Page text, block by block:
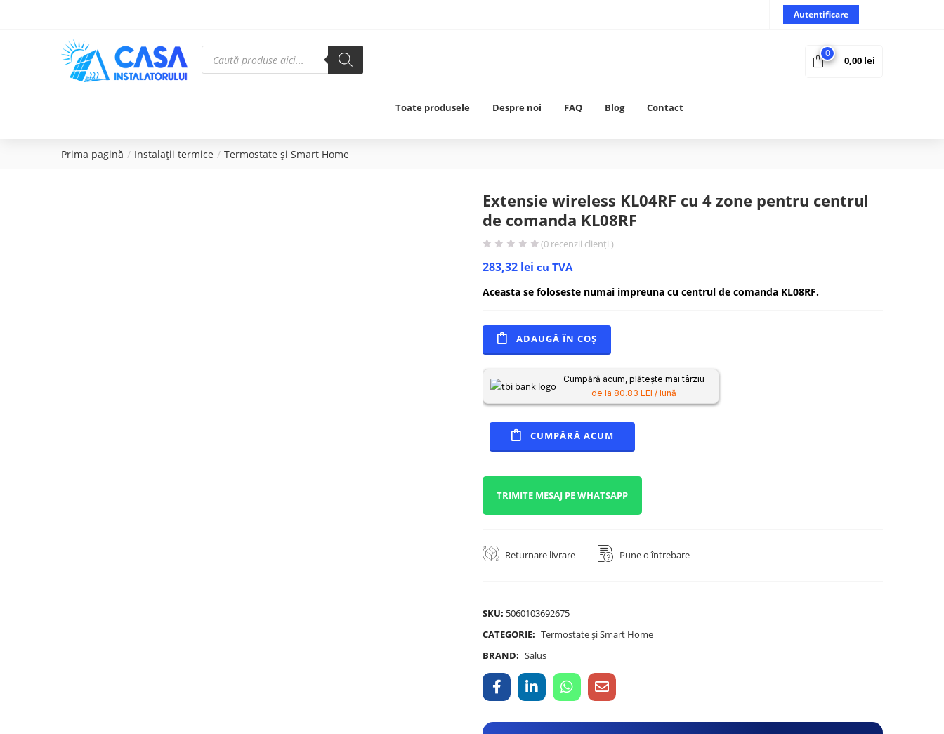
Autentificare
0
0,00 lei
Toate produsele Despre noi FAQ Blog Contact
Prima pagină Instalații termice Termostate și Smart Home
Extensie wireless KL04RF cu 4 zone pentru centrul
de comanda KL08RF
(0 recenzii clienți )
283,32 lei cu TVA
Aceasta se foloseste numai impreuna cu centrul de comanda KL08RF.
ADAUGĂ ÎN COȘ
Cumpără acum, plătește mai târziu
de la 80.83 LEI / lună
CUMPĂRĂ ACUM
TRIMITE MESAJ PE WHATSAPP
Returnare livrare Pune o întrebare
SKU: 5060103692675
CATEGORIE: Termostate și Smart Home
BRAND: Salus